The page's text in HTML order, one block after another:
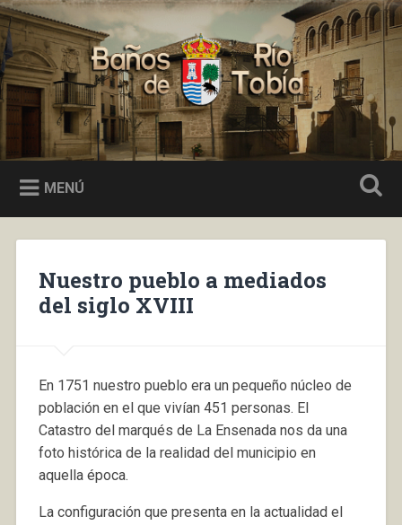
Saltar
al
contenido
Buscar
Baños de Río Tobía
MENÚ
Nuestro pueblo a mediados
del siglo XVIII
En 1751 nuestro pueblo era un pequeño núcleo de
población en el que vivían 451 personas. El
Catastro del marqués de La Ensenada nos da una
foto histórica de la realidad del municipio en
aquella época.
La configuración que presenta en la actualidad el